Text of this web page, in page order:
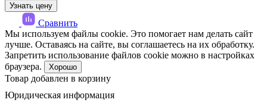
Узнать цену
Сравнить
Мы используем файлы cookie. Это помогает нам делать сайт
лучше. Оставаясь на сайте, вы соглашаетесь на их обработку.
Запретить использование файлов cookie можно в настройках
браузера.
Хорошо
Товар добавлен в корзину
Юридическая информация